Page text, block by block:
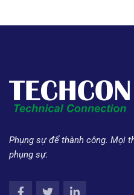
Phụng sự để thành công. Mọi
phụng sự.